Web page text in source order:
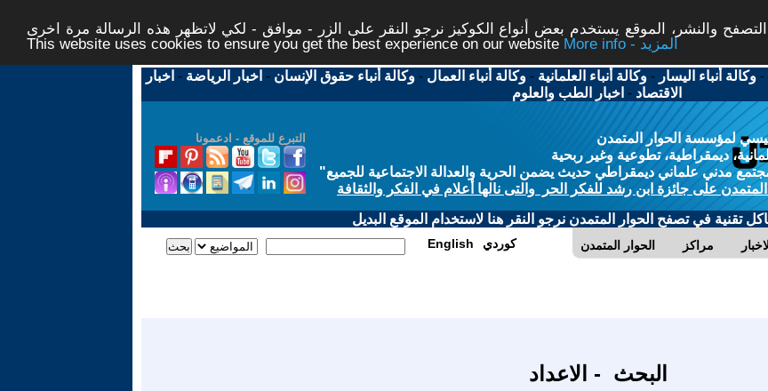
والنشر، الموقع يستخدم بعض أنواع الكوكيز نرجو النقر على الزر - موافق - لكي لاتظهر هذه الرسالة مرة اخرى -
This website uses cookies to ensure you get the best experience on our website
More info - المزيد
-وكالة أنباء اليسار -وكالة أنباء العلمانية -وكالة أنباء العمال -وكالة أنباء حقوق الإنسان - اخبار الرياضة - اخبار
الاقتصاد - اخبار الطب والعلوم
التبرع للموقع - ادعمونا
لمؤسسة الحوار المتمدن
ديمقراطية، تطوعية وغير ربحية
مدني علماني ديمقراطي حديث يضمن الحرية والعدالة الاجتماعية للجميع"
على جائزة ابن رشد للفكر الحر والتى نالها أعلام في الفكر والثقافة
تقنية في تصفح الحوار المتمدن نرجو النقر هنا لاستخدام الموقع البديل
الحوار المتمدن مراكز English كوردي
البحث - الاعداد